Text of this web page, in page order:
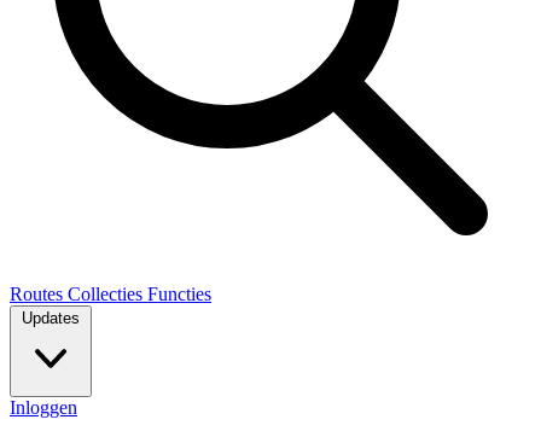
Routes Collecties Functies
Updates
Inloggen